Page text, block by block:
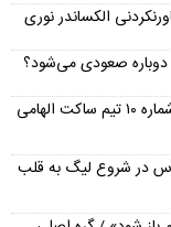
الکساندر نوری
انتقال بزرگ از پرسپولیس به پیکان؛ رضا شکاری شماره ۱۰ تیم ساکت الهامی
در شروع لیگ به قلب